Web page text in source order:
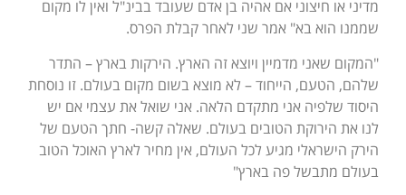
מדיני או חיצוני אם אהיה בן אדם שעובד בבינ"ל ואין לו מקום
שממנו הוא בא" אמר שני לאחר קבלת הפרס.
"המקום שאני מדמיין ויוצא זה הארץ. הירקות בארץ – התדר
שלהם, הטעם, הייחוד – לא מוצא בשום מקום בעולם. זו נוסחת
היסוד שלפיה אני מתקדם הלאה. אני שואל את עצמי אם יש
לנו את הירוקת הטובים בעולם. שאלה קשה- חתך הטעם של
הירק הישראלי מגיע לכל העולם, אין מחיר לארץ האוכל הטוב
בעולם מתבשל פה בארץ"